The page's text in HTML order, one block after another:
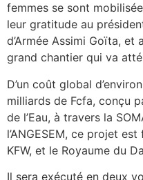
femmes se sont
leur gratitude au
d’Armée Assimi Goïta,
grand chantier qui va
D’un coût global
milliards de Fcfa, conçu
de l’Eau, à travers la
l’ANGESEM, ce projet
KFW, et le Royaume du
Il sera exécuté en deux